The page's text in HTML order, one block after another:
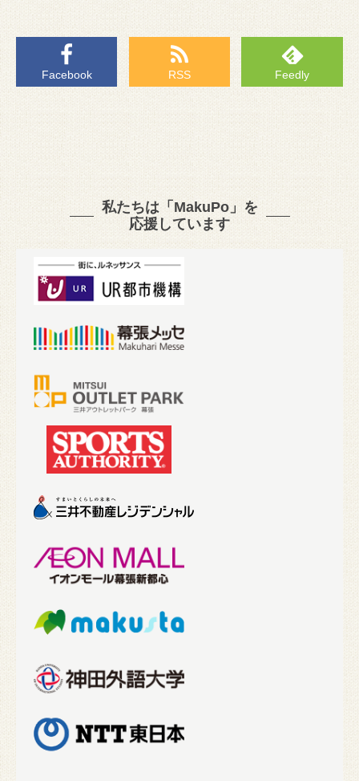
Facebook RSS Feedly
私たちは「MakuPo」を
応援しています